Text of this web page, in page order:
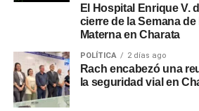
El Hospital Enrique V.
cierre de la Semana
Materna en Charata
POLÍTICA 2 días ago
Rach encabezó una
la seguridad vial en